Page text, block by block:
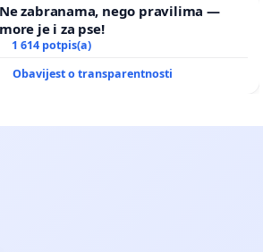
Ne zabranama, nego pravilima —
more je i za pse!
1 614 potpis(a)
Obavijest o transparentnosti